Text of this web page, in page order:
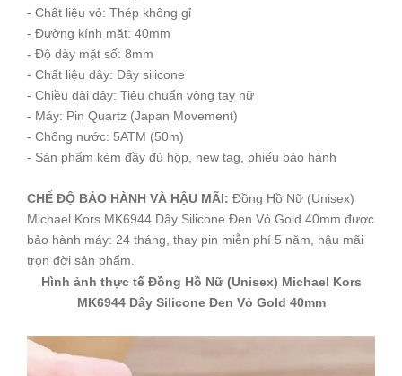
- Chất liệu vỏ: Thép không gỉ
- Đường kính mặt: 40mm
- Độ dày mặt số: 8mm
- Chất liệu dây: Dây silicone
- Chiều dài dây: Tiêu chuẩn vòng tay nữ
- Máy: Pin Quartz (Japan Movement)
- Chống nước: 5ATM (50m)
- Sản phẩm kèm đầy đủ hộp, new tag, phiếu bảo hành
CHẾ ĐỘ BẢO HÀNH VÀ HẬU MÃI: Đồng Hồ Nữ (Unisex)
Michael Kors MK6944 Dây Silicone Đen Vỏ Gold 40mm được
bảo hành máy: 24 tháng, thay pin miễn phí 5 năm, hậu mãi
trọn đời sản phẩm.
Hình ảnh thực tế Đồng Hồ Nữ (Unisex) Michael Kors
MK6944 Dây Silicone Đen Vỏ Gold 40mm